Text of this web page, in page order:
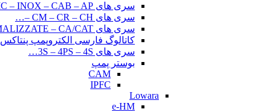
سری های CAM – JMC – INOX – CAB – AP –…
سری های CM – CR – CH –…
سری های CM NORMALIZZATE – CA/CAT…
کاتالوگ فارسی الکتروپمپ پنتاکس
سری های 3S – 4PS – 4S…
بوستر پمپ
CAM
IPFC
Lowara
e-HM